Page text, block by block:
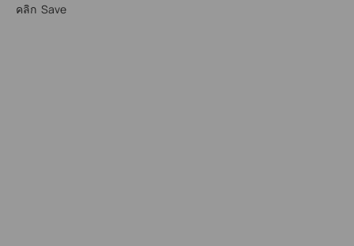
คลิก Save